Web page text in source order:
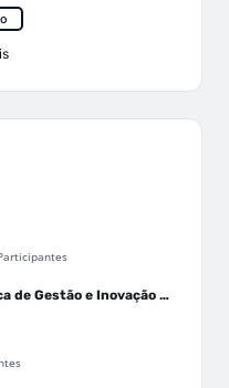
Liga Acadêmica de Gestão e Inovação Médica - LAGIM